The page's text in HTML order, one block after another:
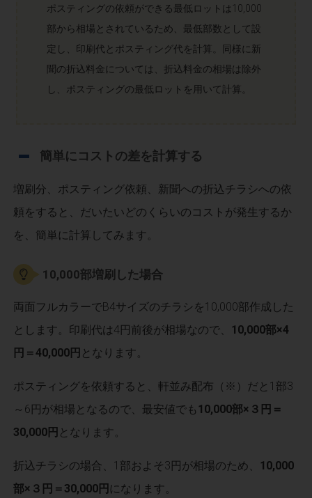
ポスティングの依頼ができる最低ロットは10,000
部から相場とされているため、最低部数として設
定し、印刷代とポスティング代を計算。同様に新
聞の折込料金については、折込料金の相場は除外
し、ポスティングの最低ロットを用いて計算。
簡単にコストの差を計算する
増刷分、ポスティング依頼、新聞への折込チラシへの依
頼をすると、だいたいどのくらいのコストが発生するか
を、簡単に計算してみます。
10,000部増刷した場合
両面フルカラーでB4サイズのチラシを10,000部作成した
とします。印刷代は4円前後が相場なので、 10,000部×4
円＝40,000円 となります。
ポスティングを依頼すると、軒並み配布（※）だと1部3
～6円が相場となるので、最安値でも 10,000部×３円＝
30,000円 となります。
折込チラシの場合、1部およそ3円が相場のため、 10,000
部×３円＝30,000円 になります。